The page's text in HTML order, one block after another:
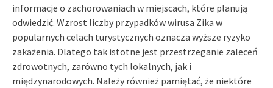
informacje o zachorowaniach w miejscach, które planują
odwiedzić. Wzrost liczby przypadków wirusa Zika w
popularnych celach turystycznych oznacza wyższe ryzyko
zakażenia. Dlatego tak istotne jest przestrzeganie zaleceń
zdrowotnych, zarówno tych lokalnych, jak i
międzynarodowych. Należy również pamiętać, że niektóre